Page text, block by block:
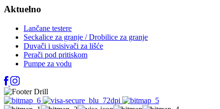
Aktuelno
Lančane testere
Seckalice za granje / Drobilice za granje
Duvači i usisivači za lišće
Perači pod pritiskom
Pumpe za vodu